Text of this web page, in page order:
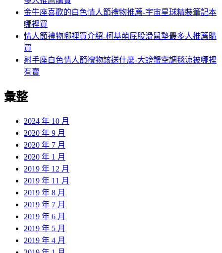
金牛座喜歡的白色情人節禮物推薦-宇宙星球精裝筆記本
哪裡買
情人節禮物哪裡買介紹-柯基萌屁股滑鼠墊最多人推薦購
買
射手座白色情人節禮物該送什麼-大螃蟹空調毯涼被哪裡
有賣
彙整
2024 年 10 月
2020 年 9 月
2020 年 7 月
2020 年 1 月
2019 年 12 月
2019 年 11 月
2019 年 8 月
2019 年 7 月
2019 年 6 月
2019 年 5 月
2019 年 4 月